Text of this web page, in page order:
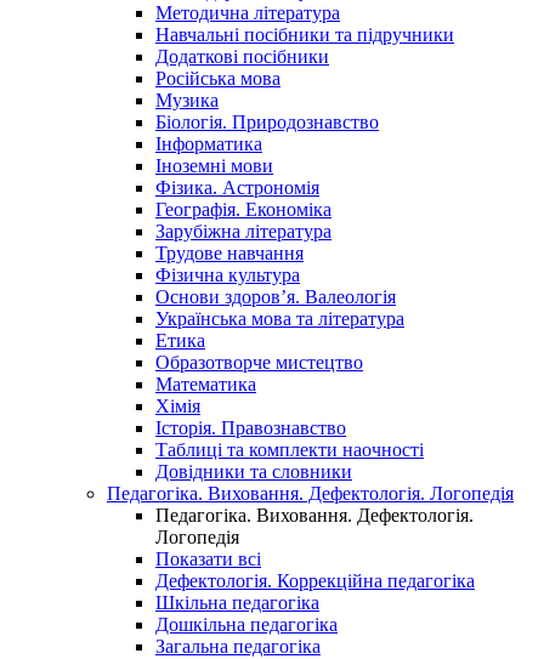
Методична література
Навчальні посібники та підручники
Додаткові посібники
Російська мова
Музика
Біологія. Природознавство
Інформатика
Іноземні мови
Фізика. Астрономія
Географія. Економіка
Зарубіжна література
Трудове навчання
Фізична культура
Основи здоров’я. Валеологія
Українська мова та література
Етика
Образотворче мистецтво
Математика
Хімія
Історія. Правознавство
Таблиці та комплекти наочності
Довідники та словники
Педагогіка. Виховання. Дефектологія. Логопедія
Педагогіка. Виховання. Дефектологія.
Логопедія
Показати всі
Дефектологія. Коррекційна педагогіка
Шкільна педагогіка
Дошкільна педагогіка
Загальна педагогіка